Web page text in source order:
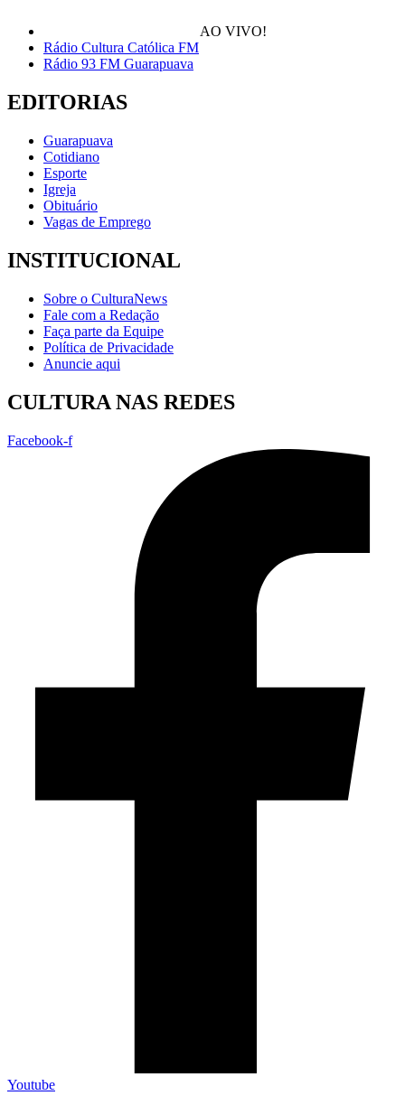
AO VIVO!
Rádio Cultura Católica FM
Rádio 93 FM Guarapuava
EDITORIAS
Guarapuava
Cotidiano
Esporte
Igreja
Obituário
Vagas de Emprego
INSTITUCIONAL
Sobre o CulturaNews
Fale com a Redação
Faça parte da Equipe
Política de Privacidade
Anuncie aqui
CULTURA NAS REDES
Facebook-f
Youtube